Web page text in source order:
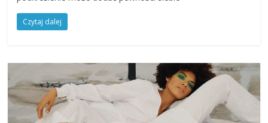
Czytaj dalej